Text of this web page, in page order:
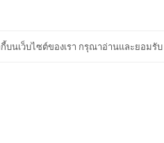
กี้บนเว็บไซต์ของเรา กรุณาอ่านและยอมรับ